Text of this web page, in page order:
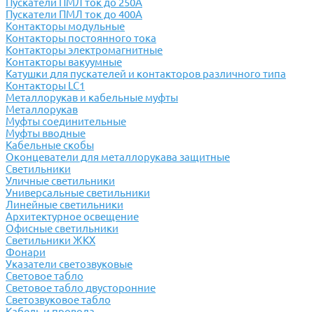
Пускатели ПМЛ ток до 250А
Пускатели ПМЛ ток до 400А
Контакторы модульные
Контакторы постоянного тока
Контакторы электромагнитные
Контакторы вакуумные
Катушки для пускателей и контакторов различного типа
Контакторы LC1
Металлорукав и кабельные муфты
Металлорукав
Муфты соединительные
Муфты вводные
Кабельные скобы
Оконцеватели для металлорукава защитные
Светильники
Уличные светильники
Универсальные светильники
Линейные светильники
Архитектурное освещение
Офисные светильники
Светильники ЖКХ
Фонари
Указатели светозвуковые
Световое табло
Световое табло двусторонние
Светозвуковое табло